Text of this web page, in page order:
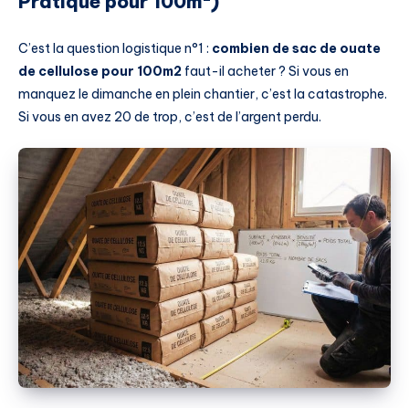
C’est la question logistique n°1 : combien de sac de ouate
de cellulose pour 100m2 faut-il acheter ? Si vous en
manquez le dimanche en plein chantier, c’est la catastrophe.
Si vous en avez 20 de trop, c’est de l’argent perdu.